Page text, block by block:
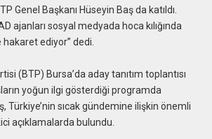
Genel Başkanı Hüseyin Baş da katıldı.
ajanları sosyal medyada hoca kılığında
ediyor” dedi.
(BTP) Bursa’da aday tanıtım toplantısı
yoğun ilgi gösterdiği programda
Türkiye’nin sıcak gündemine ilişkin önemli
açıklamalarda bulundu.